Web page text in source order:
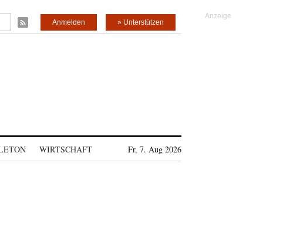
» Unterstützen
Anmelden
WIRTSCHAFT Fr, 7. Aug 2026